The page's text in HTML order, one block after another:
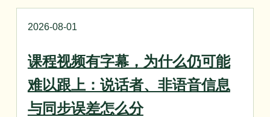
2026-08-01
课程视频有字幕，为什么仍可能
难以跟上：说话者、非语音信息
与同步误差怎么分